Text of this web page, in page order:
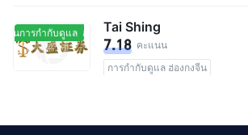
ในการกำกับดูแล อยู่ในการกำกับดูแล
Tai Shing
7.18 คะแนน
การกำกับดูแล ฮ่องกงจีน